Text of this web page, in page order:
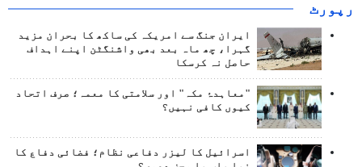
رپورٹ
ایران جنگ سے امریکہ کی ساکھ کا بحران مزید
گہرا، چھ ماہ بعد بھی واشنگٹن اپنے اہداف
حاصل نہ کرسکا
"معاہدۂ مکہ" اور سلامتی کا معمہ؛ صرف اتحاد
کیوں کافی نہیں؟
اسرائیل کا لیزر دفاعی نظام؛ فضائی دفاع کا